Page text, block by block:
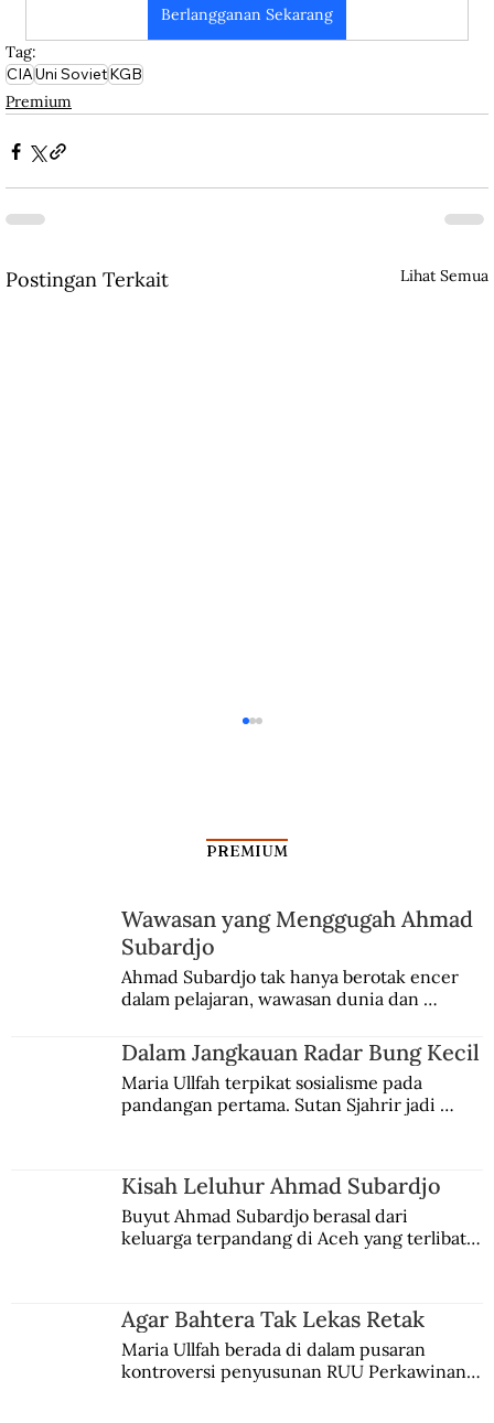
Berlangganan Sekarang
Tag:
CIAUni SovietKGB
Premium
Postingan Terkait Lihat Semua
KGB di IndonesiaPREMIUM
Wawasan yang Menggugah Ahmad
Subardjo
Ahmad Subardjo tak hanya berotak encer
dalam pelajaran, wawasan dunia dan
Jules Verne, Multatuli, hingga Sun Yat-sen.
Dalam Jangkauan Radar Bung Kecil
Maria Ullfah terpikat sosialisme pada
pandangan pertama. Sutan Sjahrir jadi
Kisah Leluhur Ahmad Subardjo
Buyut Ahmad Subardjo berasal dari
keluarga terpandang di Aceh yang terlibat
Agar Bahtera Tak Lekas Retak
Maria Ullfah berada di dalam pusaran
kontroversi penyusunan RUU Perkawinan.